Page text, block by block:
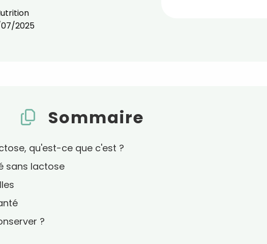
2025
Sommaire
qu'est-ce que c'est ?
sans lactose
?